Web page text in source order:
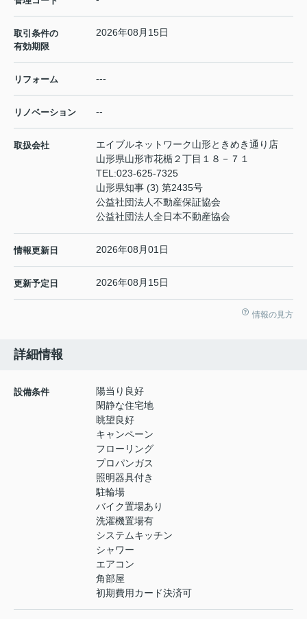
取引条件の
有効期限
2026年08月15日
リフォーム ---
リノベーション --
取扱会社
エイブルネットワーク山形ときめき通り店
山形県山形市花楯２丁目１８－７１
TEL:023-625-7325
山形県知事 (3) 第2435号
公益社団法人不動産保証協会
公益社団法人全日本不動産協会
情報更新日 2026年08月01日
更新予定日 2026年08月15日
情報の見方
詳細情報
設備条件
陽当り良好
閑静な住宅地
眺望良好
キャンペーン
フローリング
プロパンガス
照明器具付き
駐輪場
バイク置場あり
洗濯機置場有
システムキッチン
シャワー
エアコン
角部屋
初期費用カード決済可